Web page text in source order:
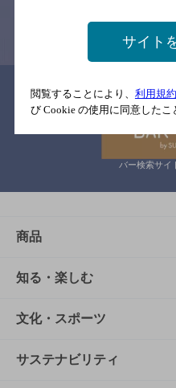
情報提
関連
バー検索サイ
商品
商品TOP
商品一覧
商品発売情報
知る・楽しむ
知る・楽しむTOP
キャンペーン
文化・スポーツ
文化・スポーツTOP
サステナビリティ
サイト
閲覧することにより、 利用規約
び Cookie の使用に同意したこ